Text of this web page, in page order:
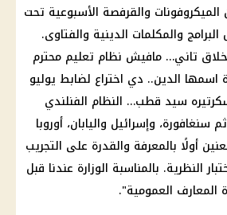
والقرفصة الأسبوعية تحت
والمكلمات الدينية والفتاوى.
تاني… مافيش نظام تعليم محترم
اسمها الدين.. دي اختراع لضابط يوليو
سيد قطب… النظام الفنلندي
سنغافورة، وإسرائيل واليابان، أوروبا
أولًا بالمعرفة والقدرة على التجريب
النظرية. بالمناسبة الوزارة عندنا قبل